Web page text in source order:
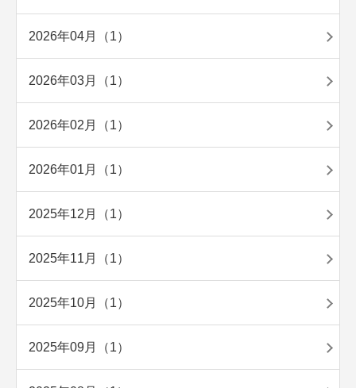
2026年04月（1）
2026年03月（1）
2026年02月（1）
2026年01月（1）
2025年12月（1）
2025年11月（1）
2025年10月（1）
2025年09月（1）